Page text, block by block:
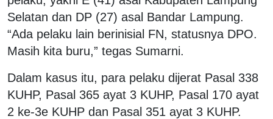
Selatan dan DP (27) asal Bandar Lampung.
“Ada pelaku lain berinisial FN, statusnya DPO.
Masih kita buru,” tegas Sumarni.
Dalam kasus itu, para pelaku dijerat Pasal 338
KUHP, Pasal 365 ayat 3 KUHP, Pasal 170 ayat
2 ke-3e KUHP dan Pasal 351 ayat 3 KUHP.